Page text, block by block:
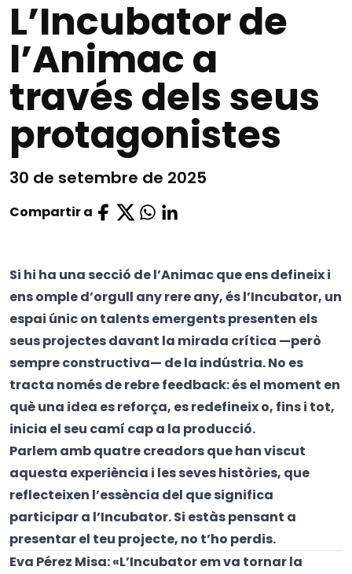
L’Incubator de
l’Animac a
través dels seus
protagonistes
30 de setembre de 2025
Compartir a
Si hi ha una secció de l’Animac que ens defineix i
ens omple d’orgull any rere any, és l’Incubator, un
espai únic on talents emergents presenten els
seus projectes davant la mirada crítica —però
sempre constructiva— de la indústria. No es
tracta només de rebre feedback: és el moment en
què una idea es reforça, es redefineix o, fins i tot,
inicia el seu camí cap a la producció.
Parlem amb quatre creadors que han viscut
aquesta experiència i les seves històries, que
reflecteixen l’essència del que significa
participar a l’Incubator. Si estàs pensant a
presentar el teu projecte, no t’ho perdis.
Eva Pérez Misa: «L’Incubator em va tornar la